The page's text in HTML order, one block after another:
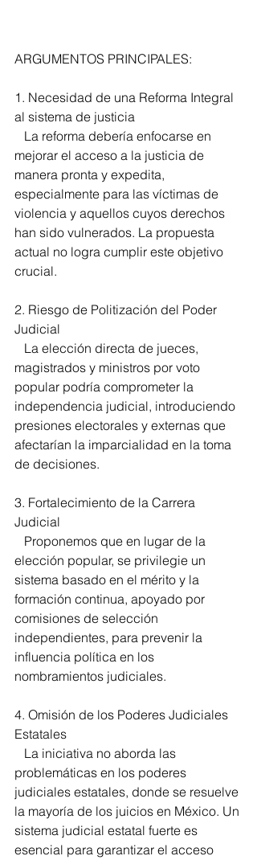
ARGUMENTOS PRINCIPALES:
1. Necesidad de una Reforma Integral
al sistema de justicia
mejorar el acceso a la justicia de
manera pronta y expedita,
especialmente para las víctimas de
violencia y aquellos cuyos derechos
han sido vulnerados. La propuesta
actual no logra cumplir este objetivo
crucial.
2. Riesgo de Politización del Poder
Judicial
magistrados y ministros por voto
popular podría comprometer la
independencia judicial, introduciendo
presiones electorales y externas que
afectarían la imparcialidad en la toma
de decisiones.
3. Fortalecimiento de la Carrera
Judicial
elección popular, se privilegie un
sistema basado en el mérito y la
formación continua, apoyado por
comisiones de selección
independientes, para prevenir la
influencia política en los
nombramientos judiciales.
4. Omisión de los Poderes Judiciales
Estatales
problemáticas en los poderes
judiciales estatales, donde se resuelve
la mayoría de los juicios en México. Un
sistema judicial estatal fuerte es
esencial para garantizar el acceso